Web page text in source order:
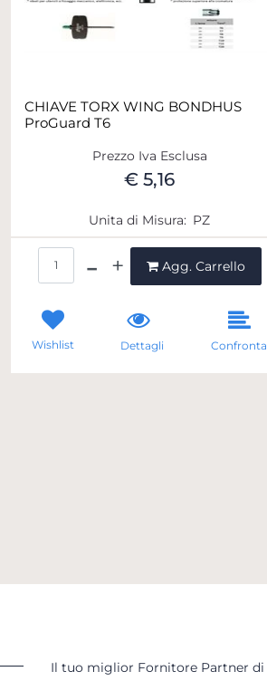
CHIAVE TORX WING BONDHUS
ProGuard T6
Prezzo Iva Esclusa
€ 5,16
Unita di Misura: PZ
Agg. Carrello
Wishlist Dettagli Confronta
Il tuo miglior Fornitore Partner